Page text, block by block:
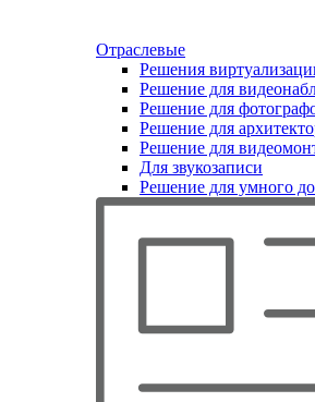
Отраслевые
Решения
Решение для
Решение для
Решение для
Решение для
Для звукозаписи
Решение для умного